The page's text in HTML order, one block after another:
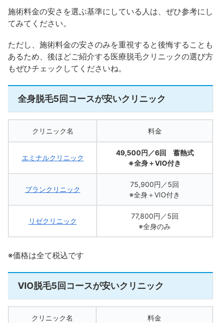
施術料金の安さを選ぶ基準にしている人は、ぜひ参考にし
てみてください。
ただし、施術料金の安さのみを重視すると後悔することも
あるため、後ほどご紹介する医療脱毛クリニックの選び方
もぜひチェックしてくださいね。
全身脱毛5回コースが安いクリニック
クリニック名 料金
エミナルクリニック
49,500円／6回 蓄熱式
※全身＋VIO付き
ブランクリニック
75,900円／5回
※全身＋VIO付き
リゼクリニック
77,800円／5回
※全身のみ
※価格は全て税込です
VIO脱毛5回コースが安いクリニック
クリニック名 料金